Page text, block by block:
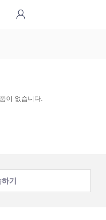
이 없습니다.
기